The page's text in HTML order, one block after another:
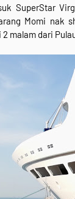
SuperStar
Momi nak
2 malam dari